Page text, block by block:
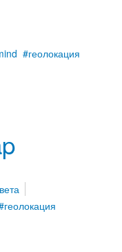
геолокация
геолокация